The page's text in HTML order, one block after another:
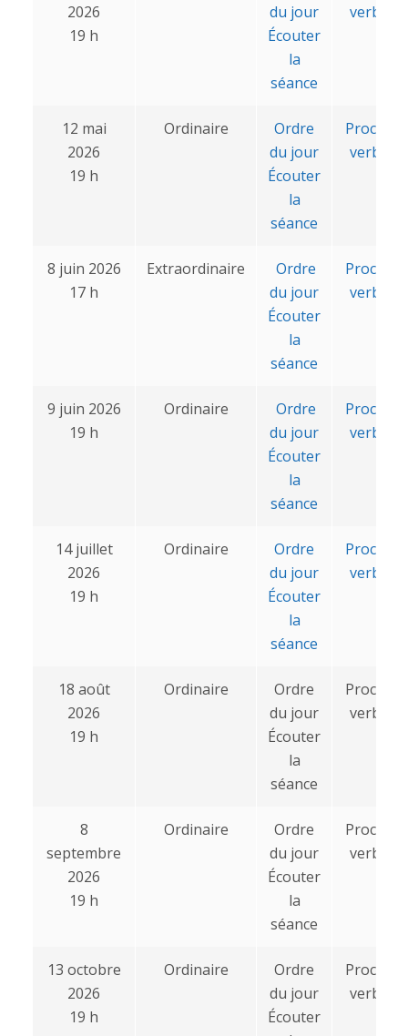
2026
19 h
du jour
Écouter
la
séance
verbal
12 mai
2026
19 h
Ordinaire
Ordre
du jour
Écouter
la
séance
Procès-
verbal
8 juin 2026
17 h
Extraordinaire
Ordre
du jour
Écouter
la
séance
Procès-
verbal
9 juin 2026
19 h
Ordinaire
Ordre
du jour
Écouter
la
séance
Procès-
verbal
14 juillet
2026
19 h
Ordinaire
Ordre
du jour
Écouter
la
séance
Procès-
verbal
18 août
2026
19 h
Ordinaire
Ordre
du jour
Écouter
la
séance
Procès-
verbal
8
septembre
2026
19 h
Ordinaire
Ordre
du jour
Écouter
la
séance
Procès-
verbal
13 octobre
2026
19 h
Ordinaire
Ordre
du jour
Écouter
Procès-
verbal